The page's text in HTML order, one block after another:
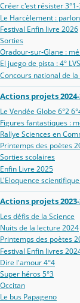
Créer c'est résister 3°1-
Le Harcèlement :
Festival Enfin livre 2026
Sorties
Oradour‑sur‑Glane :
El juego de pista : 4° LVS
Concours national de la
Actions projets 2024-
Le Vendée Globe 6°2
Figures fantastiques :
Rallye Sciences en
Printemps des poètes
Sorties scolaires
Enfin Livre 2025
L'Eloquence
Actions projets 2023-
Les défis de la Science
Nuits de la lecture 2024
Printemps des poètes
Festival Enfin livres
Dire l'amour 4°4
Super héros 5°3
Occitan
Le bus Papageno